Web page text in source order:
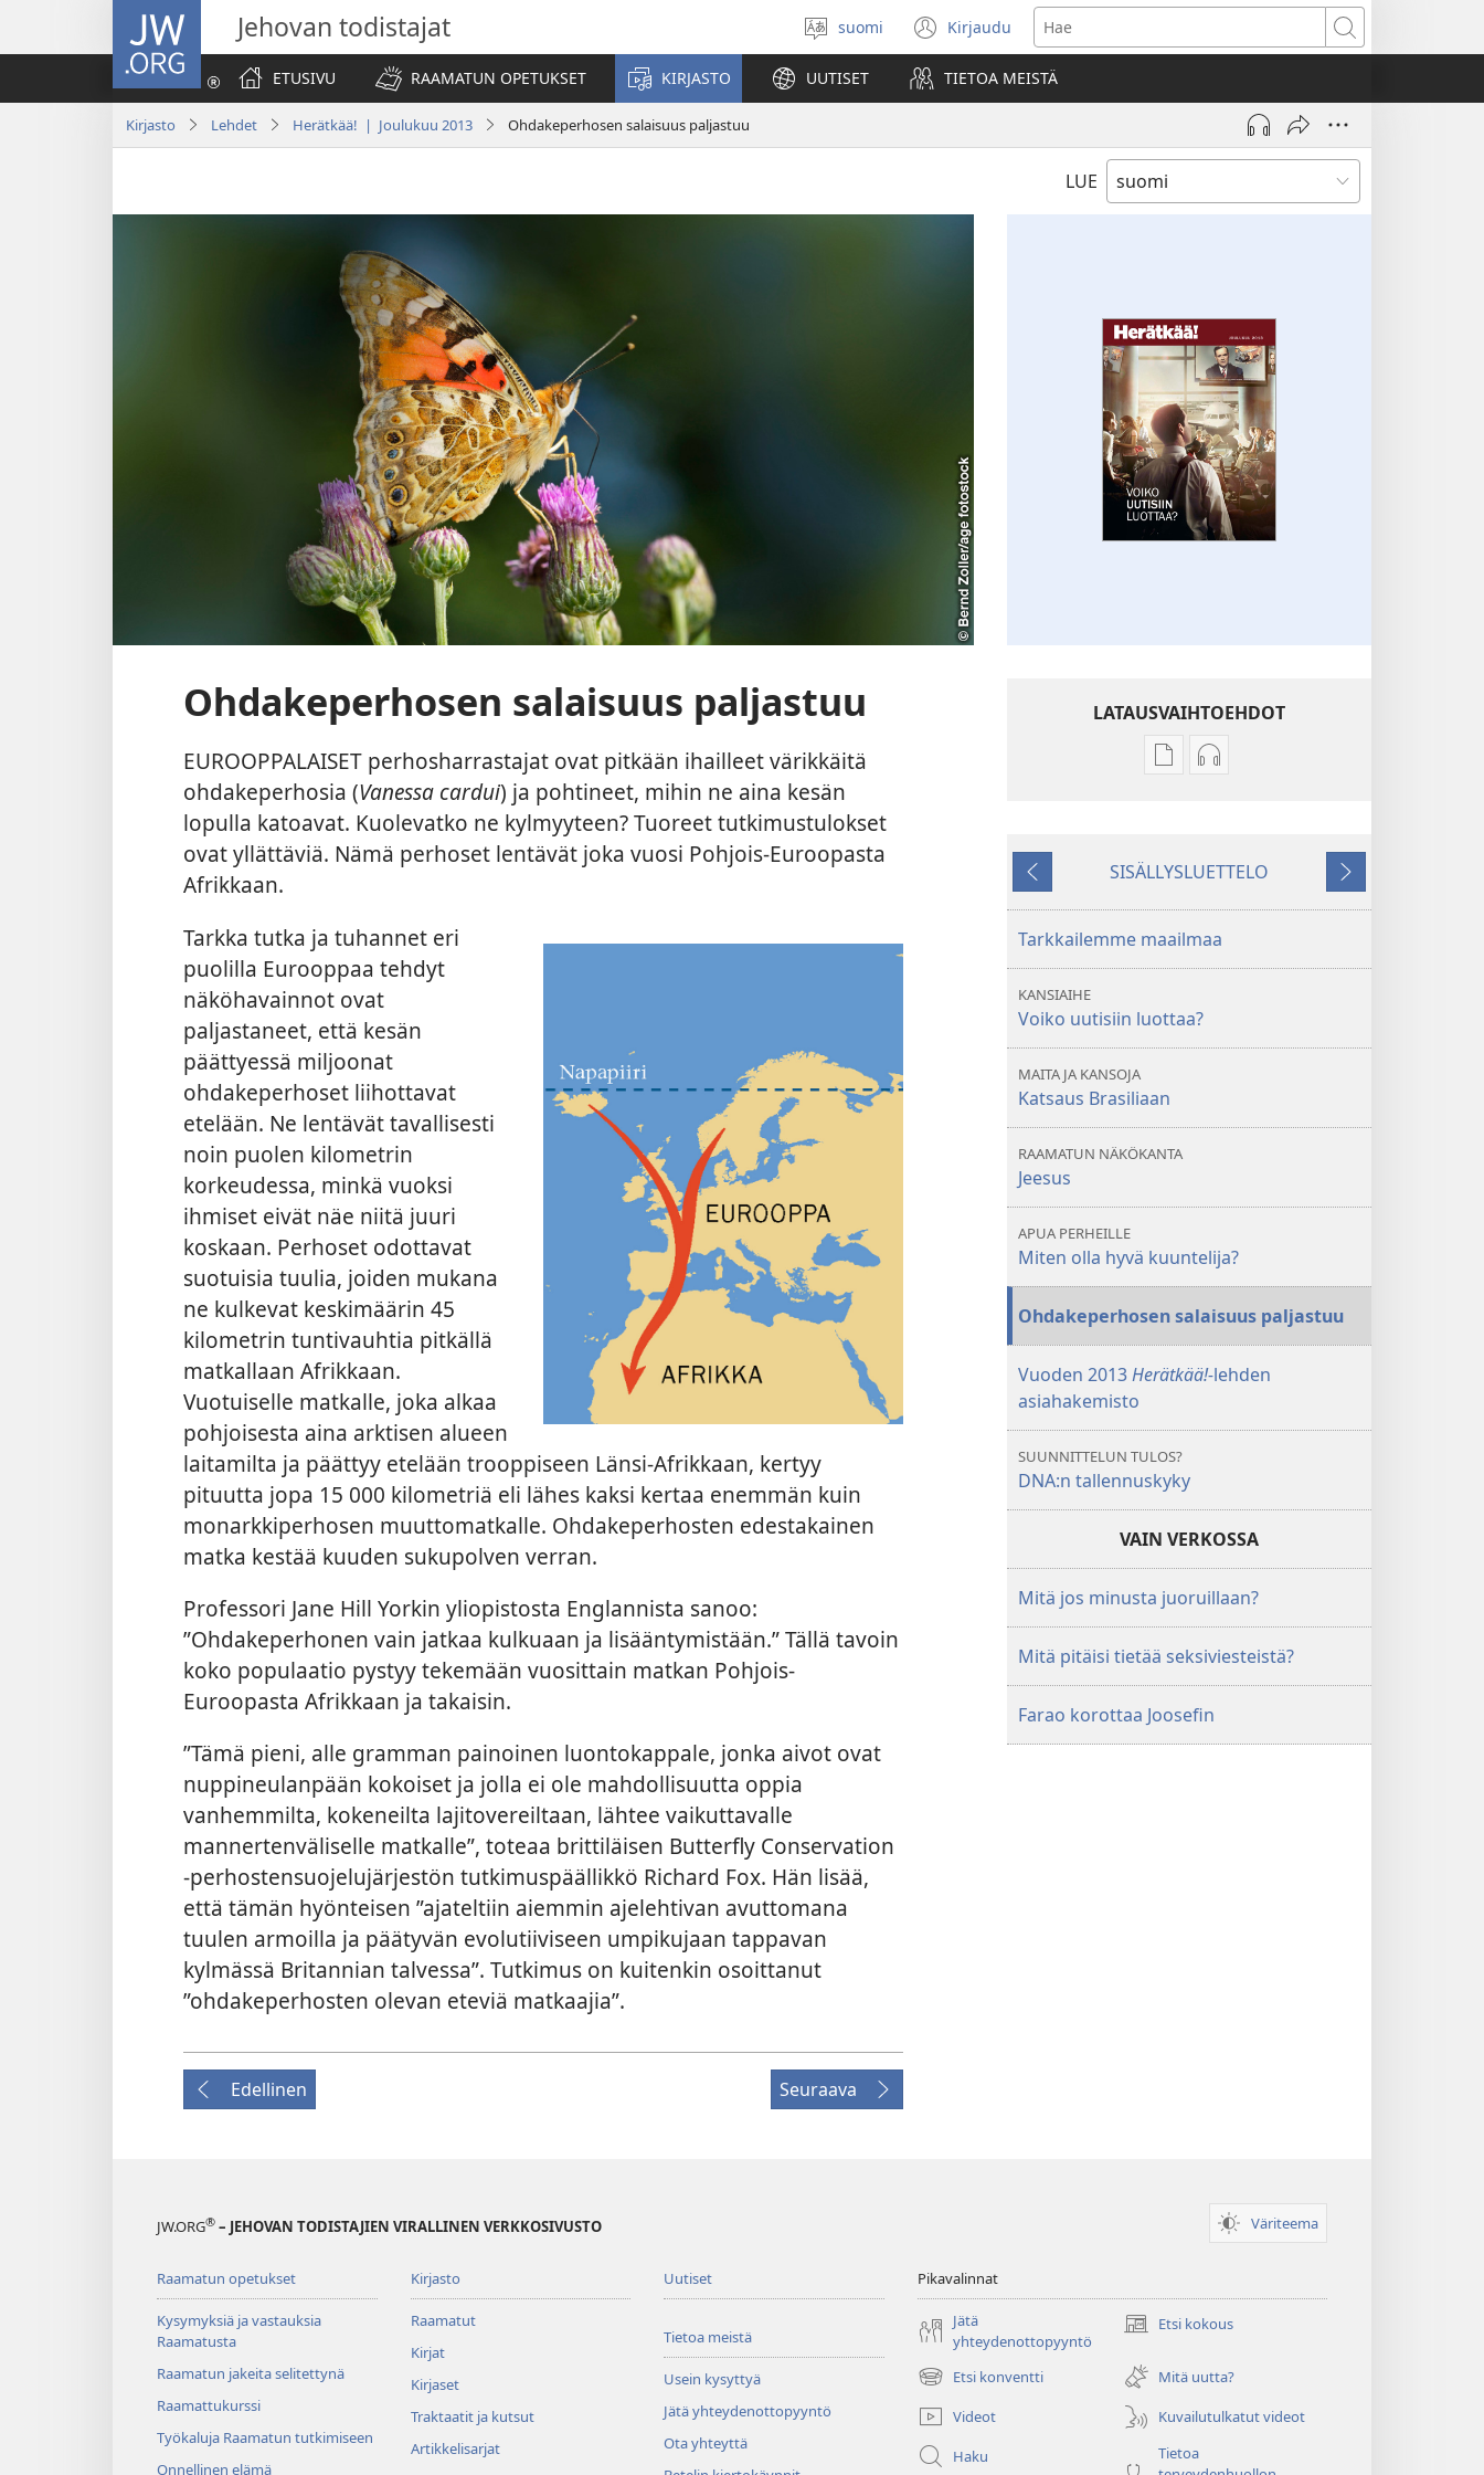
JW.ORG Jehovan todistajat
Valitse
kieli
suomi Kirjaudu
(avaa
uuden
ikkunan)
Hae
ETUSIVU
RAAMATUN OPETUKSET KIRJASTO UUTISET TIETOA MEISTÄ
Kirjasto Lehdet Herätkää! | Joulukuu 2013 Ohdakeperhosen salaisuus paljastuu
LUE
Ohdakeperhosen salaisuus paljastuu
EUROOPPALAISET perhosharrastajat ovat pitkään ihailleet värikkäitä
ohdakeperhosia (Vanessa cardui) ja pohtineet, mihin ne aina kesän
lopulla katoavat. Kuolevatko ne kylmyyteen? Tuoreet tutkimustulokset
ovat yllättäviä. Nämä perhoset lentävät joka vuosi Pohjois-Euroopasta
Afrikkaan.
Tarkka tutka ja tuhannet eri
puolilla Eurooppaa tehdyt
näköhavainnot ovat
paljastaneet, että kesän
päättyessä miljoonat
ohdakeperhoset liihottavat
etelään. Ne lentävät tavallisesti
noin puolen kilometrin
korkeudessa, minkä vuoksi
ihmiset eivät näe niitä juuri
koskaan. Perhoset odottavat
suotuisia tuulia, joiden mukana
ne kulkevat keskimäärin 45
kilometrin tuntivauhtia pitkällä
matkallaan Afrikkaan.
Vuotuiselle matkalle, joka alkaa
pohjoisesta aina arktisen alueen
laitamilta ja päättyy etelään trooppiseen Länsi-Afrikkaan, kertyy
pituutta jopa 15 000 kilometriä eli lähes kaksi kertaa enemmän kuin
monarkkiperhosen muuttomatkalle. Ohdakeperhosten edestakainen
matka kestää kuuden sukupolven verran.
Professori Jane Hill Yorkin yliopistosta Englannista sanoo:
”Ohdakeperhonen vain jatkaa kulkuaan ja lisääntymistään.” Tällä tavoin
koko populaatio pystyy tekemään vuosittain matkan Pohjois-
Euroopasta Afrikkaan ja takaisin.
”Tämä pieni, alle gramman painoinen luontokappale, jonka aivot ovat
nuppineulanpään kokoiset ja jolla ei ole mahdollisuutta oppia
vanhemmilta, kokeneilta lajitovereiltaan, lähtee vaikuttavalle
mannertenväliselle matkalle”, toteaa brittiläisen Butterfly Conservation
-perhostensuojelujärjestön tutkimuspäällikkö Richard Fox. Hän lisää,
että tämän hyönteisen ”ajateltiin aiemmin ajelehtivan avuttomana
tuulen armoilla ja päätyvän evolutiiviseen umpikujaan tappavan
kylmässä Britannian talvessa”. Tutkimus on kuitenkin osoittanut
”ohdakeperhosten olevan eteviä matkaajia”.
Edellinen Seuraava
LATAUSVAIHTOEHDOT
Julkaisujen
uutisiin
Äänitteiden
uutisiin
Edellinen
SISÄLLYSLUETTELO
Seuraava
Tarkkailemme maailmaa
KANSIAIHE
Voiko uutisiin luottaa?
MAITA JA KANSOJA
Katsaus Brasiliaan
RAAMATUN NÄKÖKANTA
Jeesus
APUA PERHEILLE
Miten olla hyvä kuuntelija?
Ohdakeperhosen salaisuus paljastuu
Vuoden 2013Herätkää!-lehden
asiahakemisto
SUUNNITTELUN TULOS?
DNA:n tallennuskyky
VAIN VERKOSSA
Mitä jos minusta juoruillaan?
Mitä pitäisi tietää seksiviesteistä?
Farao korottaa Joosefin
JW.ORG® – JEHOVAN TODISTAJIEN VIRALLINEN VERKKOSIVUSTO Väriteema
Raamatun opetukset
Kysymyksiä ja vastauksia
Raamatusta
Raamatun jakeita selitettynä
Raamattukurssi
Työkaluja Raamatun tutkimiseen
Onnellinen elämä
Kirjasto
Raamatut
Kirjat
Kirjaset
Traktaatit ja kutsut
Artikkelisarjat
Uutiset
Tietoa meistä
Usein kysyttyä
Jätä yhteydenottopyyntö
Ota yhteyttä
Pikavalinnat
Jätä
yhteydenottopyyntö
Etsi kokous
(avaa
ikkunan)
Etsi konventti
(avaa
uuden
ikkunan)
Mitä uutta?
Videot
Kuvailutulkatut videot
Haku
Tietoa